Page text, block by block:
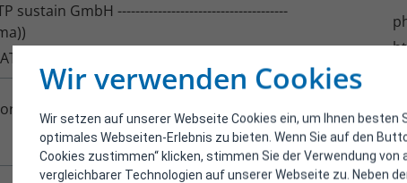
Wir verwenden Cookies
Wir setzen auf unserer Webseite Cookies ein, um Ihnen besten
optimales Webseiten-Erlebnis zu bieten. Wenn Sie auf den
Cookies zustimmen“ klicken, stimmen Sie der Verwendung von
vergleichbarer Technologien auf unserer Webseite zu. Neben
sustain GmbH --------------------------------------
(Viktoria Neumüller e.U.)